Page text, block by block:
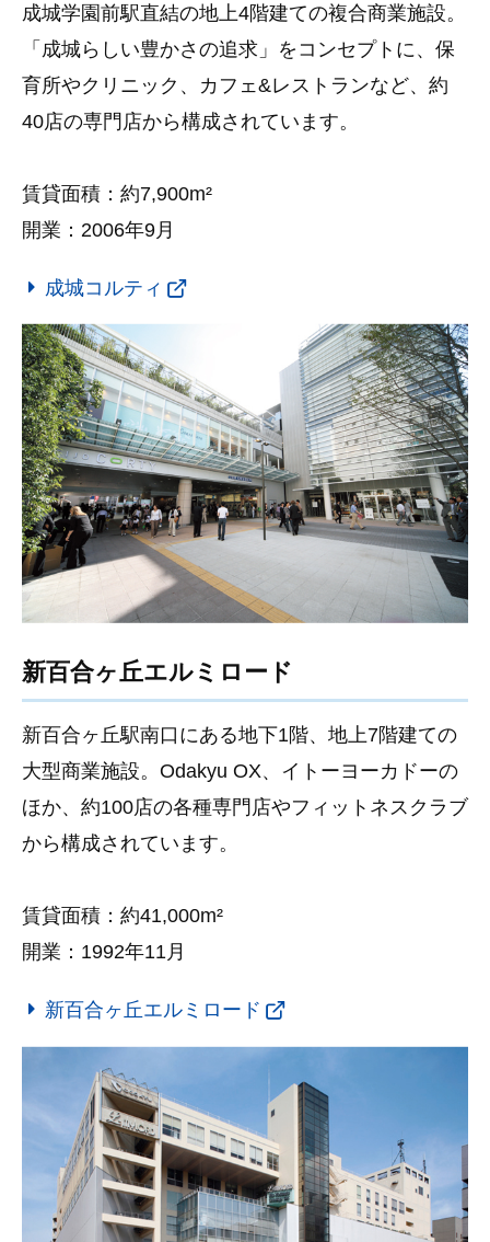
成城学園前駅直結の地上4階建ての複合商業施設。
「成城らしい豊かさの追求」をコンセプトに、保
育所やクリニック、カフェ&レストランなど、約
40店の専門店から構成されています。
賃貸面積：約7,900m²
開業：2006年9月
成城コルティ
新百合ヶ丘エルミロード
新百合ヶ丘駅南口にある地下1階、地上7階建ての
大型商業施設。Odakyu OX、イトーヨーカドーの
ほか、約100店の各種専門店やフィットネスクラブ
から構成されています。
賃貸面積：約41,000m²
開業：1992年11月
新百合ヶ丘エルミロード